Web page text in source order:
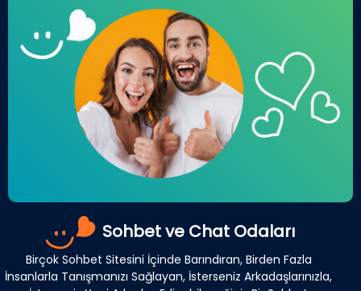
Sohbet ve Chat Odaları
Birçok Sohbet Sitesini İçinde Barındıran, Birden Fazla
İnsanlarla Tanışmanızı Sağlayan, İsterseniz Arkadaşlarınızla,